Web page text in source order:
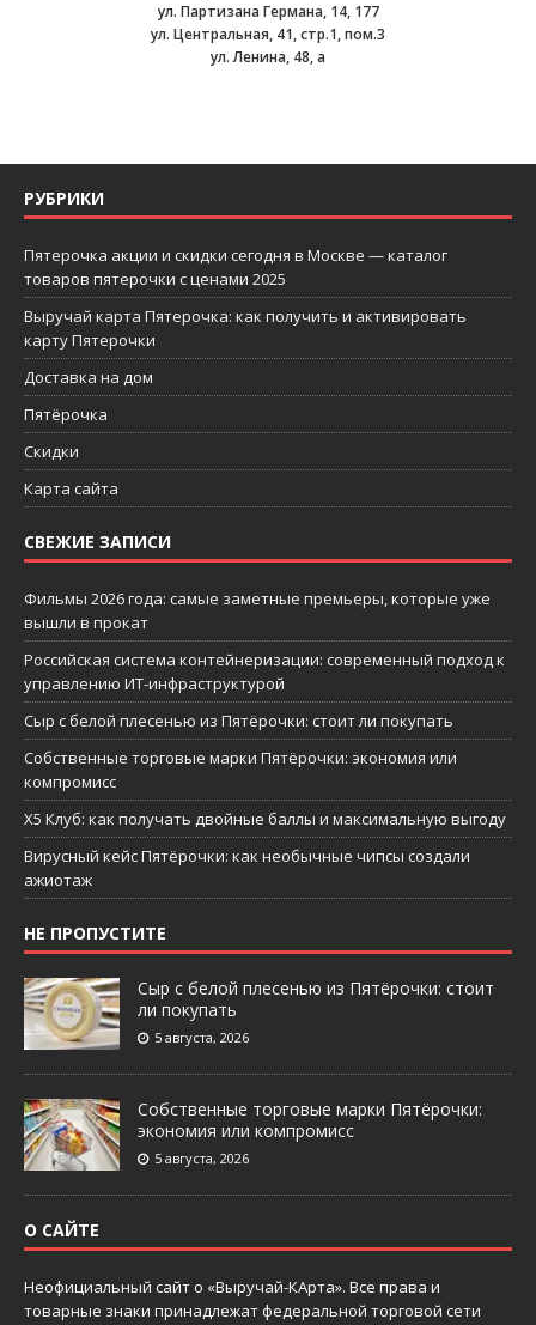
ул. Партизана Германа, 14, 177
ул. Центральная, 41, стр.1, пом.3
ул. Ленина, 48, а
РУБРИКИ
Пятерочка акции и скидки сегодня в Москве — каталог
товаров пятерочки с ценами 2025
Выручай карта Пятерочка: как получить и активировать
карту Пятерочки
Доставка на дом
Пятёрочка
Скидки
Карта сайта
СВЕЖИЕ ЗАПИСИ
Фильмы 2026 года: самые заметные премьеры, которые уже
вышли в прокат
Российская система контейнеризации: современный подход к
управлению ИТ-инфраструктурой
Сыр с белой плесенью из Пятёрочки: стоит ли покупать
Собственные торговые марки Пятёрочки: экономия или
компромисс
X5 Клуб: как получать двойные баллы и максимальную выгоду
Вирусный кейс Пятёрочки: как необычные чипсы создали
ажиотаж
НЕ ПРОПУСТИТЕ
Сыр с белой плесенью из Пятёрочки: стоит
ли покупать
5 августа, 2026
Собственные торговые марки Пятёрочки:
экономия или компромисс
5 августа, 2026
О САЙТЕ
Неофициальный сайт о «Выручай-КАрта». Все права и
товарные знаки принадлежат федеральной торговой сети